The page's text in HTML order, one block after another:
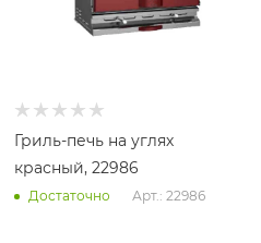
Гриль-печь на углях
красный, 22986
Достаточно Арт.: 22986